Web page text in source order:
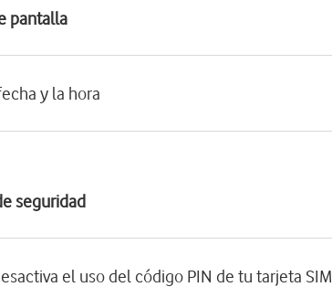
pantalla
y la hora
seguridad
el uso del código PIN de tu tarjeta SIM